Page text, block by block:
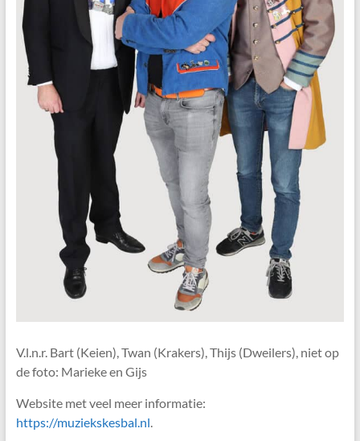
V.l.n.r. Bart (Keien), Twan (Krakers), Thijs (Dweilers), niet op
de foto: Marieke en Gijs
Website met veel meer informatie:
https://muziekskesbal.nl.